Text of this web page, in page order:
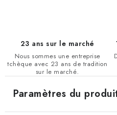
23 ans sur le marché
Nous sommes une entreprise
tchèque avec 23 ans de tradition
sur le marché.
Paramètres du